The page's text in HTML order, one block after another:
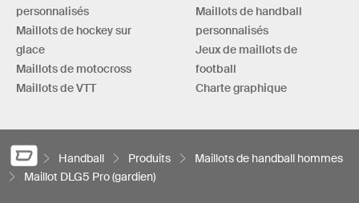
personnalisés
Maillots de hockey sur
glace
Maillots de motocross
Maillots de VTT
Maillots de handball
personnalisés
Jeux de maillots de
football
Charte graphique
Handball Produits
Maillots de handball hommes
Maillot DLG5 Pro (gardien)